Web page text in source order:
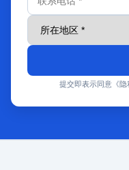
提交即表示同意《